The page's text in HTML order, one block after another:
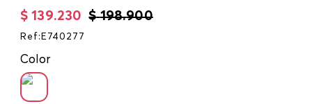
$ 198.900
$ 139.230
Ref : E740277
Color